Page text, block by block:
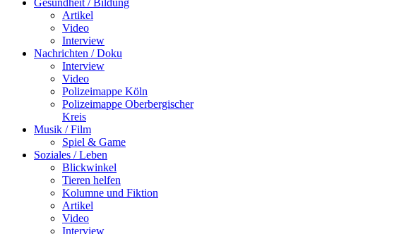
Gesundheit / Bildung
Artikel
Video
Interview
Nachrichten / Doku
Interview
Video
Polizeimappe Köln
Polizeimappe Oberbergischer
Kreis
Musik / Film
Spiel & Game
Soziales / Leben
Blickwinkel
Tieren helfen
Kolumne und Fiktion
Artikel
Video
Interview